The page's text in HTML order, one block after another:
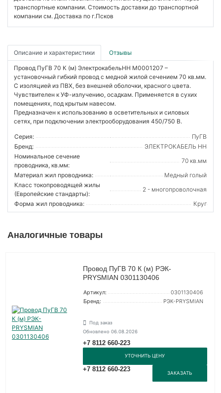
транспортные компании. Стоимость доставки до транспортной
компании см. Доставка по г.Псков
Описание и характеристики Отзывы
Провод ПуГВ 70 К (м) ЭлектрокабельНН M0001207 –
установочный гибкий провод с медной жилой сечением 70 кв.мм.
С изоляцией из ПВХ, без внешней оболочки, красного цвета.
Чувствителен к УФ-излучению, осадкам. Применяется в сухих
помещениях, под крытым навесом.
Предназначен к использованию в осветительных и силовых
сетях, при подключении электрооборудования 450/750 В.
Серия:
ПуГВ
Бренд:
ЭЛЕКТРОКАБЕЛЬ НН
Номинальное сечение
проводника, кв.мм:
70 кв.мм
Материал жил проводника:
Медный голый
Класс токопроводящей жилы
(Европейские стандарты):
2 - многопроволочная
Форма жил проводника:
Круг
Аналогичные товары
Провод ПуГВ 70 К (м) РЭК-
PRYSMIAN 0301130406
Артикул:
0301130406
Бренд:
РЭК-PRYSMIAN
Под заказ
Обновлено 06.08.2026
+7 8112 660-223
УТОЧНИТЬ ЦЕНУ
+7 8112 660-223
ЗАКАЗАТЬ